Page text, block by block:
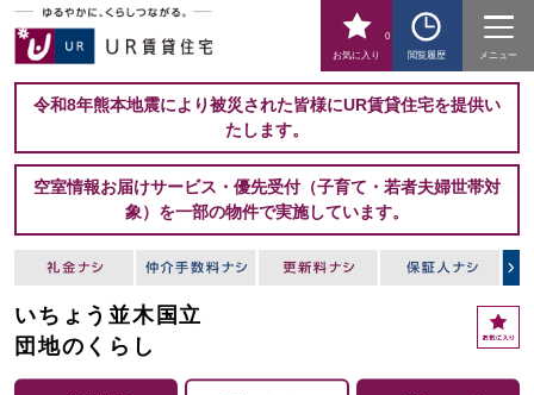
お気に入り
0
閲覧履歴
メニュー
令和8年熊本地震により被災された皆様にUR賃貸住宅を提供い
たします。
空室情報お届けサービス・優先受付（子育て・若者夫婦世帯対
象）を一部の物件で実施しています。
いちょう並木国立
団地のくらし
お
気
入